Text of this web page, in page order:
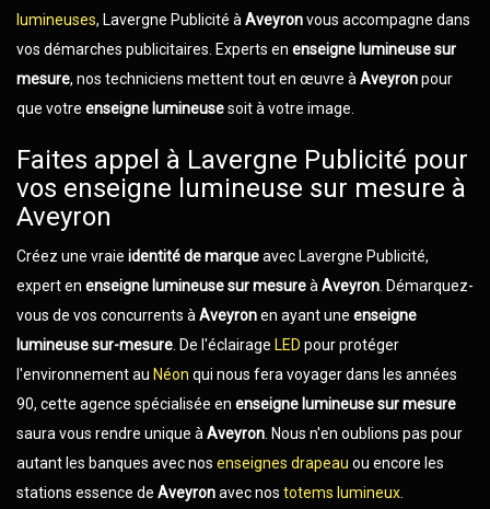
lumineuses, Lavergne Publicité à Aveyronvous accompagne dans
vos démarches publicitaires. Experts en enseigne lumineuse sur
mesure, nos techniciens mettent tout en œuvre à Aveyronpour
que votre enseigne lumineusesoit à votre image.
Faites appel à Lavergne Publicité pour
vos enseigne lumineuse sur mesure à
Aveyron
Créez une vraie identité de marqueavec Lavergne Publicité,
expert en enseigne lumineuse sur mesureà Aveyron . Démarquez-
vous de vos concurrents à Aveyronen ayant une enseigne
lumineuse sur-mesure . De l'éclairage LED pour protéger
l'environnement au Néon qui nous fera voyager dans les années
90, cette agence spécialisée en enseigne lumineuse sur mesure
saura vous rendre unique à Aveyron . Nous n'en oublions pas pour
autant les banques avec nos enseignes drapeau ou encore les
stations essence de Aveyronavec nos totems lumineux